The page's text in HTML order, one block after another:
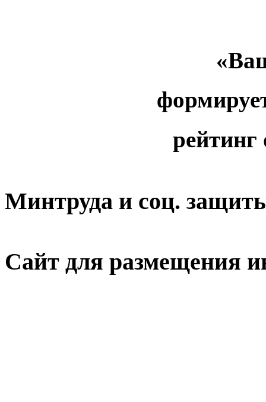
рейтинг
Минтруда и соц.
Сайт для размещения